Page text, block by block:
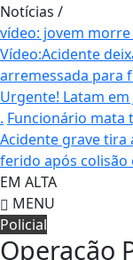
Notícias /
vídeo: jovem
Vídeo:Acidente
arremessada para
Urgente! Latam em
. Funcionário mata
Acidente grave tira
ferido após colisão
EM ALTA
MENU
Policial
Operação